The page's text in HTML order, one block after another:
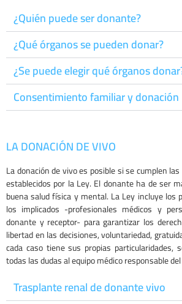
¿Quién puede ser donante?
¿Qué órganos se pueden donar?
¿Se puede elegir qué órganos
Consentimiento familiar y donación
LA DONACIÓN DE VIVO
La donación de vivo es posible si se cumplen
establecidos por la Ley. El donante ha de ser
buena salud física y mental. La Ley incluye los
los implicados -profesionales médicos y
donante y receptor- para garantizar los
libertad en las decisiones, voluntariedad,
cada caso tiene sus propias particularidades,
todas las dudas al equipo médico responsable
Trasplante renal de donante vivo